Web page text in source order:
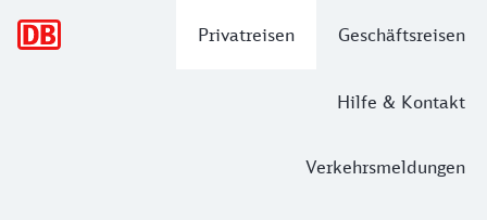
Privatreisen Geschäftsreisen
Hilfe & Kontakt
Verkehrsmeldungen